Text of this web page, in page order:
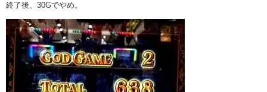
終了後、30Gでやめ。